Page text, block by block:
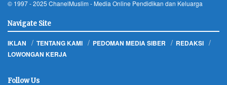
© 1997 - 2025 ChanelMuslim - Media Online Pendidikan dan Keluarga
Navigate Site
IKLAN TENTANG KAMI PEDOMAN MEDIA SIBER
REDAKSI
LOWONGAN KERJA
Follow Us